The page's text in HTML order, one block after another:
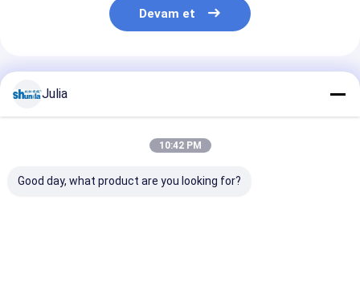
Devam et
Önerilen Ürünler
Julia
10:42 PM
Good day, what product are you looking for?